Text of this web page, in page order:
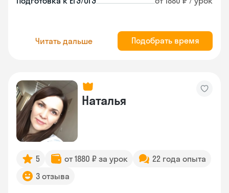
Читать дальше Подобрать время
Наталья
5 от 1880 ₽ за урок
22 года опыта
3 отзыва